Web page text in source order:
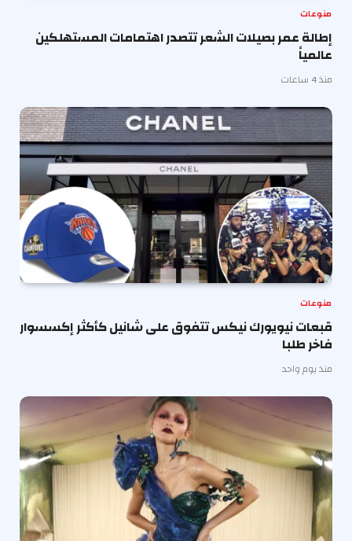
منوعات
إطالة عمر بصيلات الشعر تتصدر اهتمامات المستهلكين
عالمياً
منذ 4 ساعات
منوعات
قبعات نيويورك نيكس تتفوق على شانيل كأكثر إكسسوار
فاخر طلبا
منذ يوم واحد